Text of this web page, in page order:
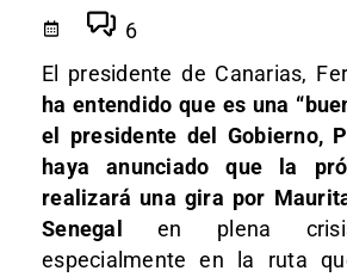
6
El presidente de Canarias,
ha entendido que es una
el presidente del Gobierno,
haya anunciado que la
realizará una gira por
Senegal
en plena
especialmente en la ruta